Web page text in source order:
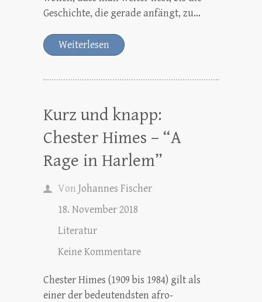
Geschichte, die gerade anfängt, zu…
Weiterlesen
Kurz und knapp:
Chester Himes – “A
Rage in Harlem”
Von Johannes Fischer
18. November 2018
Literatur
Keine Kommentare
Chester Himes (1909 bis 1984) gilt als
einer der bedeutendsten afro-